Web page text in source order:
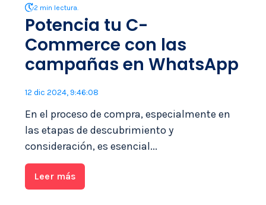
2 min lectura.
Potencia tu C-
Commerce con las
campañas en WhatsApp
12 dic 2024, 9:46:08
En el proceso de compra, especialmente en
las etapas de descubrimiento y
consideración, es esencial...
Leer más